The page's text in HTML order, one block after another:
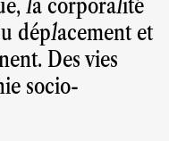
la corporalité
déplacement et
Des vies
socio-